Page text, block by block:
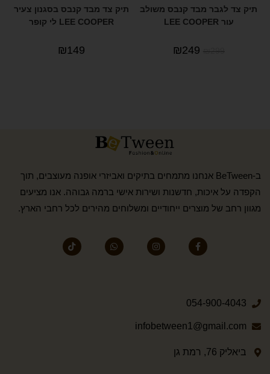
תיק צד לגבר מבד קנבס משולב
עור LEE COOPER
₪299
₪249
תיק צד מבד קנבס בסגנון צעיר
LEE COOPER לי קופר
₪149
ב-BeTween אנחנו מתמחים בתיקים ואביזרי אופנה מעוצבים, תוך
הקפדה על איכות, חדשנות ושירות אישי ברמה גבוהה. אנו מציעים
מגוון רחב של מוצרים ייחודיים ומשלוחים מהירים לכל רחבי הארץ.
054-900-4043
infobetween1@gmail.com
ביאליק 76, רמת גן